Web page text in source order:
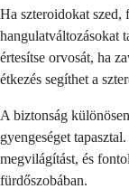
Ha szteroidokat szed,
hangulatváltozásokat
értesítse orvosát, ha
étkezés segíthet a
A biztonság
gyengeséget
megvilágítást, és
fürdőszobában.